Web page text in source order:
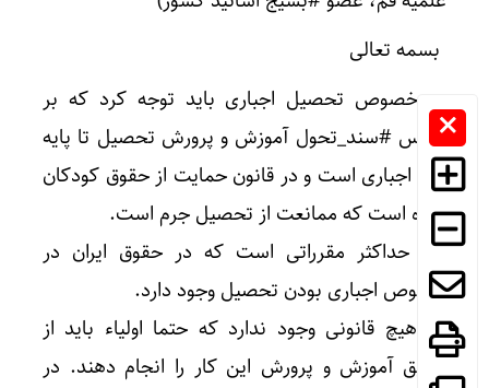
بسمه تعالی
در خصوص تحصیل اجباری باید توجه کرد که بر
اساس #سند_تحول آموزش و پرورش تحصیل تا پایه
نهم اجباری است و در قانون حمایت از حقوق کودکان
آمده است که ممانعت از تحصیل جرم است.
این حداکثر مقرراتی است که در حقوق ایران در
خصوص اجباری بودن تحصیل وجود دارد.
اما هیچ قانونی وجود ندارد که حتما اولیاء باید از
طریق آموزش و پرورش این کار را انجام دهند. در